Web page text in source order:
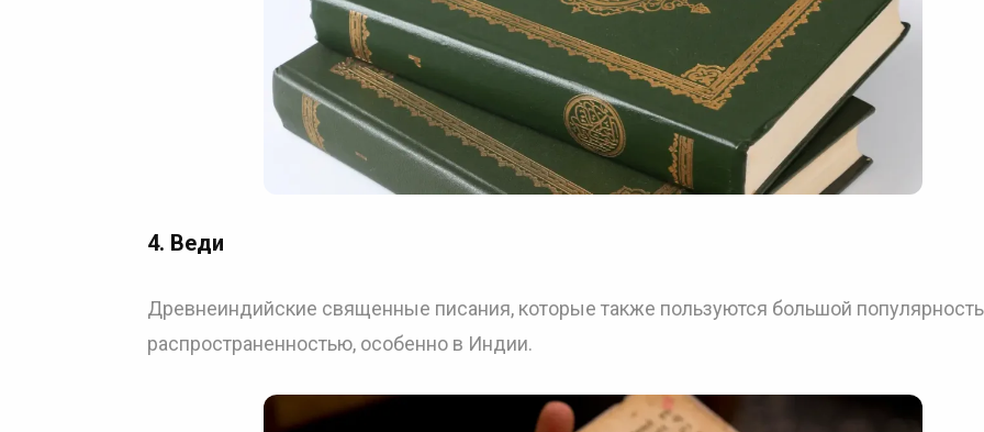
4. Веди
Древнеиндийские священные писания, которые также пользуются большой
распространенностью, особенно в Индии.